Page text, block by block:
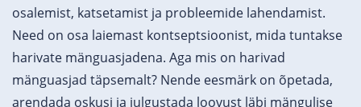
osalemist, katsetamist ja probleemide lahendamist.
Need on osa laiemast kontseptsioonist, mida tuntakse
harivate mänguasjadena. Aga mis on harivad
mänguasjad täpsemalt? Nende eesmärk on õpetada,
arendada oskusi ja julgustada loovust läbi mängulise